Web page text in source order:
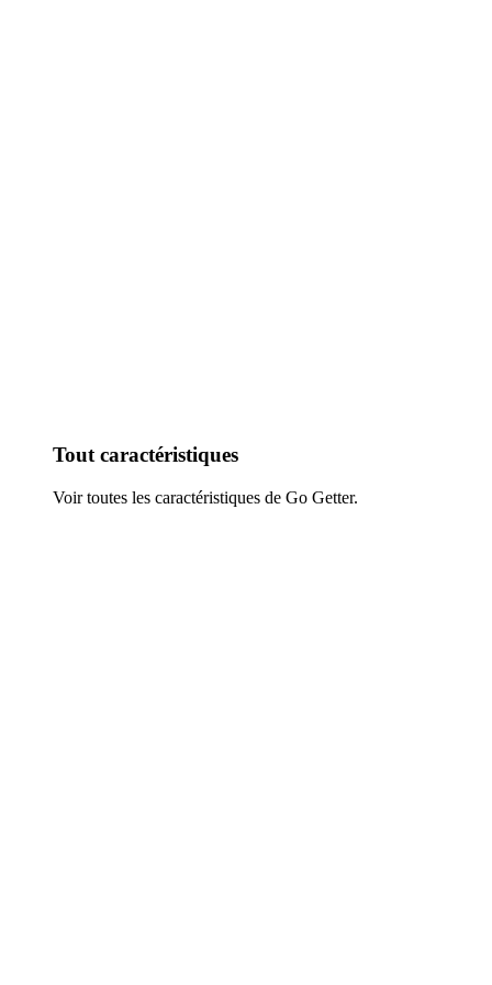
Tout caractéristiques
Voir toutes les caractéristiques de Go Getter.